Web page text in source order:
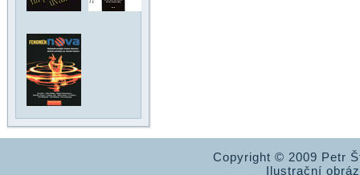
Copyright © 2009 Petr
Ilustrační